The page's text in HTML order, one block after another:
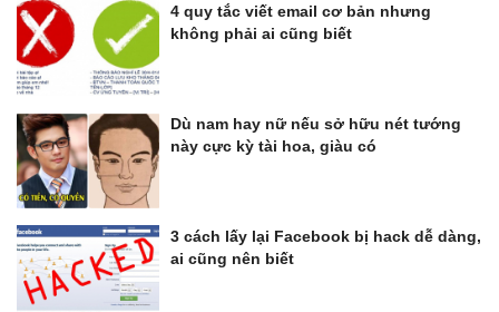
4 quy tắc viết email cơ bản nhưng
không phải ai cũng biết
Dù nam hay nữ nếu sở hữu nét tướng
này cực kỳ tài hoa, giàu có
3 cách lấy lại Facebook bị hack dễ dàng,
ai cũng nên biết